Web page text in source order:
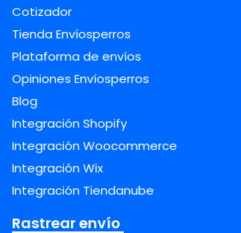
Cotizador
Tienda Envíosperros
Plataforma de envíos
Opiniones Envíosperros
Blog
Integración Shopify
Integración Woocommerce
Integración Wix
Integración Tiendanube
Rastrear envío